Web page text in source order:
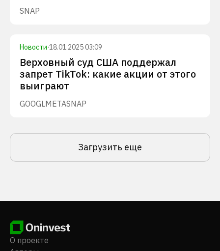
SNAP
Новости·18.01.2025 03:09
Верховный суд США поддержал
запрет TikTok: какие акции от этого
выиграют
GOOGLMETASNAP
Загрузить еще
О проекте